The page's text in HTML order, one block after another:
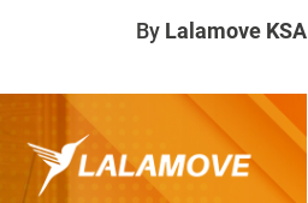
By Lalamove KSA